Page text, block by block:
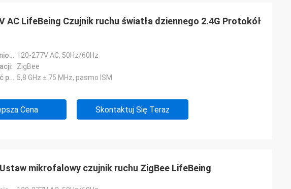
AC LifeBeing Czujnik ruchu światła dziennego 2.4G Protokół
Napięcie znamionowe: 120-277V AC, 50Hz/60Hz
ZigBee
Częstotliwość pracy: 5,8 GHz ± 75 MHz, pasmo ISM
Cena Skontaktuj Się Teraz
Ustaw mikrofalowy czujnik ruchu ZigBee LifeBeing